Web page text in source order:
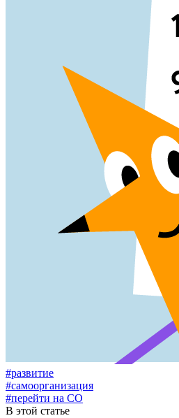
#развитие
#самоорганизация
#перейти на СО
В этой статье